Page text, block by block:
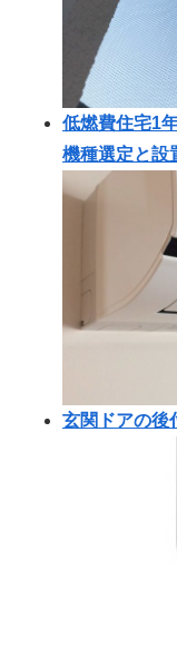
低燃費住宅1
機種選定と設
玄関ドアの後